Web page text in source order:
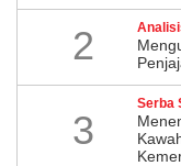
2
3
Serba